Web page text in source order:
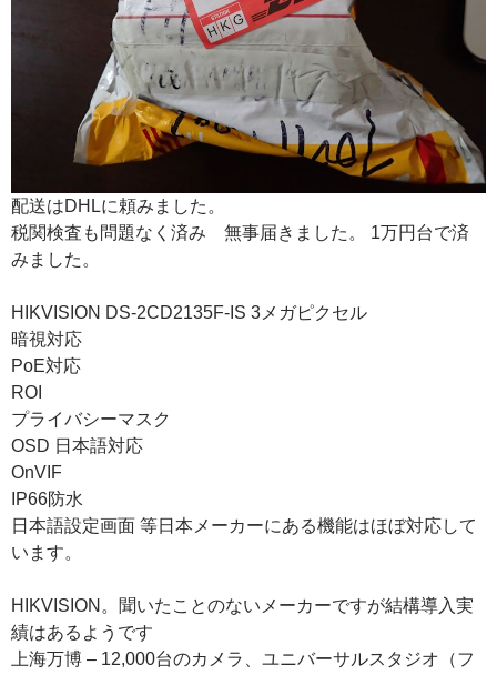
配送はDHLに頼みました。
税関検査も問題なく済み 無事届きました。 1万円台で済
みました。
HIKVISION DS-2CD2135F-IS 3メガピクセル
暗視対応
PoE対応
ROI
プライバシーマスク
OSD 日本語対応
OnVIF
IP66防水
日本語設定画面 等日本メーカーにある機能はほぼ対応して
います。
HIKVISION。聞いたことのないメーカーですが結構導入実
績はあるようです
上海万博 – 12,000台のカメラ、ユニバーサルスタジオ（フ